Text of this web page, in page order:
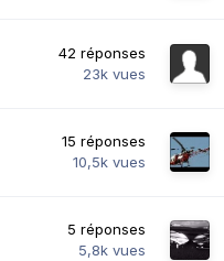
42 réponses
23k vues
15 réponses
10,5k vues
5 réponses
5,8k vues